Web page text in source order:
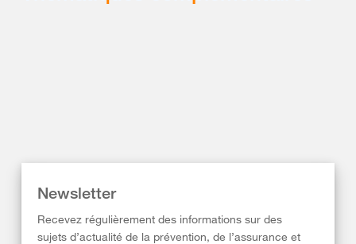
Newsletter
Recevez régulièrement des informations sur des
sujets d’actualité de la prévention, de l’assurance et